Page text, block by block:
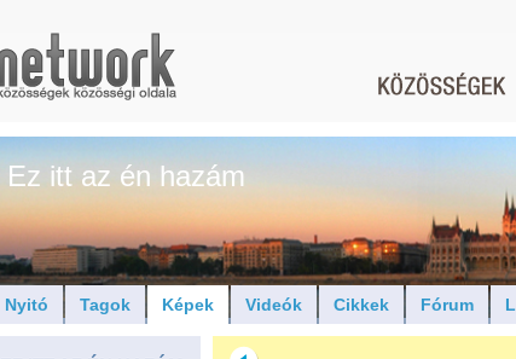
Ez itt az én hazám
Nyitó Tagok Képek Videók Cikkek Fórum